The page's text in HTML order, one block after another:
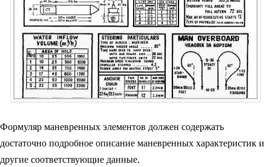
Формуляр маневренных элементов должен содержать
достаточно подробное описание маневренных характеристик и
другие соответствующие данные.